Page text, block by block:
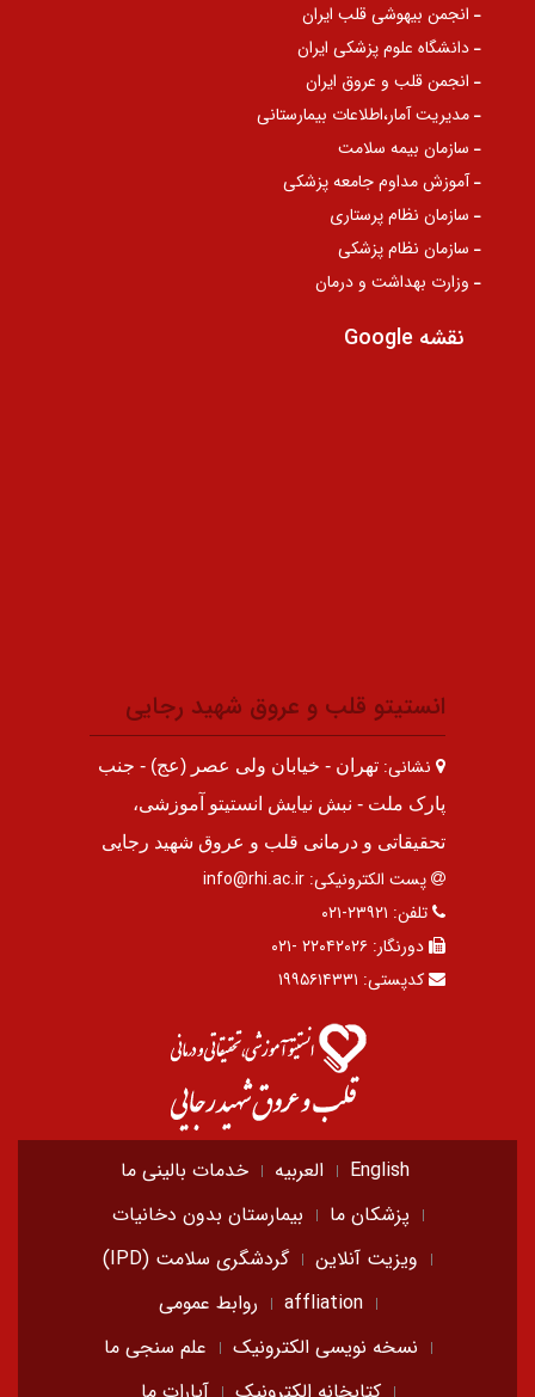
انجمن بیهوشی قلب ایران
دانشگاه علوم پزشکی ایران
انجمن قلب و عروق ایران
مدیریت آمار،اطلاعات بیمارستانی
سازمان بیمه سلامت
آموزش مداوم جامعه پزشکی
سازمان نظام پرستاری
سازمان نظام پزشکی
وزارت بهداشت و درمان
نقشه Google
انستیتو قلب و عروق شهید رجایی
نشانی: تهران - خیابان ولی عصر (عج) - جنب
پارک ملت - نبش نیایش انستیتو آموزشی،
تحقیقاتی و درمانی قلب و عروق شهید رجایی
پست الکترونیکی: info@rhi.ac.ir
تلفن: ۲۳۹۲۱-۰۲۱
دورنگار: ۲۲۰۴۲۰۲۶ -۰۲۱
کدپستی: ۱۹۹۵۶۱۴۳۳۱
English العربیه
خدمات بالینی ما
پزشکان ما
بیمارستان بدون دخانیات
ویزیت آنلاین
گردشگری سلامت (IPD)
affliation
روابط عمومی
نسخه نویسی الکترونیک
علم سنجی ما